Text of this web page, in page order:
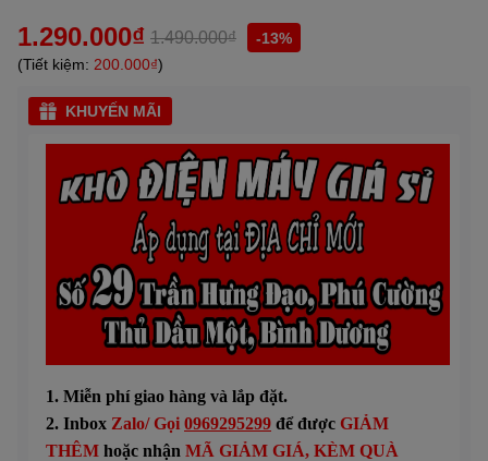
1.290.000₫ 1.490.000₫
-13%
(Tiết kiệm: 200.000₫)
KHUYẾN MÃI
1. Miễn phí giao hàng và lắp đặt.
2. Inbox Zalo/ Gọi 0969295299 để được GIẢM
THÊM hoặc nhận MÃ GIẢM GIÁ, KÈM QUÀ